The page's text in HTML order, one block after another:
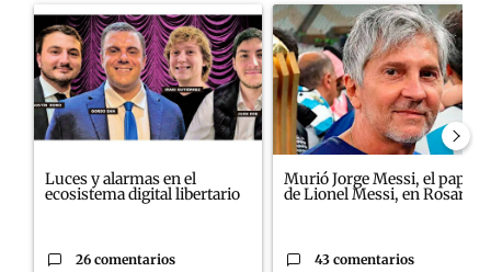
Un artículo de tendencia con el título "Luces y alarmas en el
Luces y alarmas en el
ecosistema digital libertario
26 comentarios
Un artículo de tendencia con
Murió Jorge Messi, el papá
de Lionel Messi, en Rosario
43 comentarios